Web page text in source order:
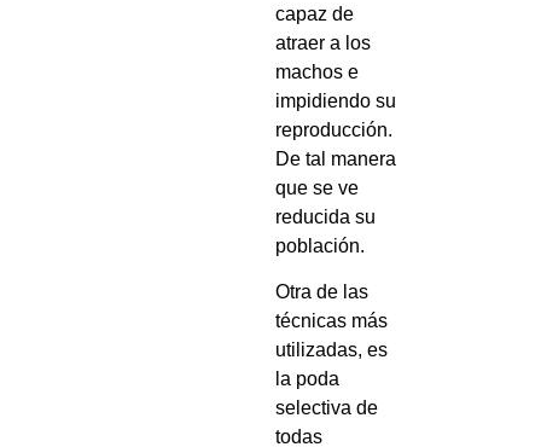
capaz de
atraer a los
machos e
impidiendo su
reproducción.
De tal manera
que se ve
reducida su
población.
Otra de las
técnicas más
utilizadas, es
la poda
selectiva de
todas